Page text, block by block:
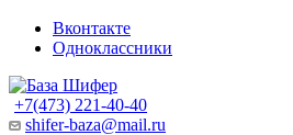
Вконтакте
Одноклассники
+7(473) 221-40-40
shifer-baza@mail.ru